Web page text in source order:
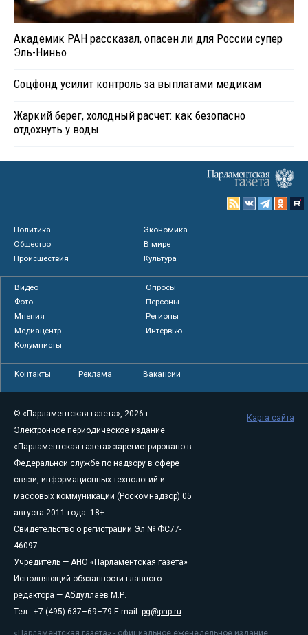
Академик РАН рассказал, опасен ли для России супер
Эль-Ниньо
Соцфонд усилит контроль за выплатами медикам
Жаркий берег, холодный расчет: как безопасно
отдохнуть у воды
Политика
Экономика
Общество
В мире
Происшествия
Культура
Видео
Опросы
Фото
Персоны
Мнения
Регионы
Медиацентр
Интервью
Колумнисты
Контакты Реклама Вакансии
© «Парламентская газета», 2026 г.
Электронное периодическое издание
«Парламентская газета» зарегистрировано в
Федеральной службе по надзору в сфере
связи, информационных технологий и
массовых коммуникаций (Роскомнадзор) 05
августа 2011 года. 18+
Свидетельство о регистрации Эл № ФС77-
46097
Учредитель — АНО «Парламентская газета»
Исполняющий обязанности главного
редактора — Абдуллаев М.Р.
Тел.: +7 (495) 637–69–79 E-mail: pg@pnp.ru
«Парламентская газета» - официальное еженедельное издание
Карта сайта